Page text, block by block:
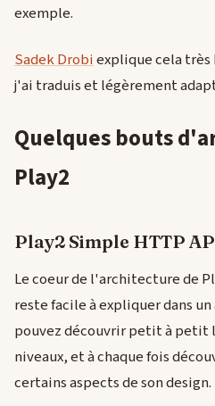
exemple.
Sadek Drobiexplique cela très
j'ai traduis et légèrement
Quelques bouts
Play2
Play2 Simple HTTP
Le coeur de l'architecture de
reste facile à expliquer dans
pouvez découvrir petit à petit
niveaux, et à chaque fois
certains aspects de son design.